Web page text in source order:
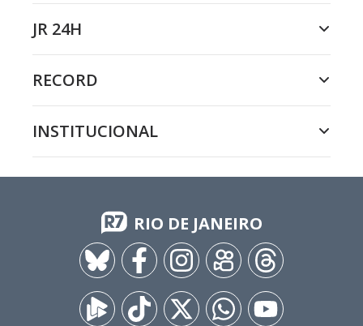
JR 24H
RECORD
INSTITUCIONAL
RIO DE JANEIRO